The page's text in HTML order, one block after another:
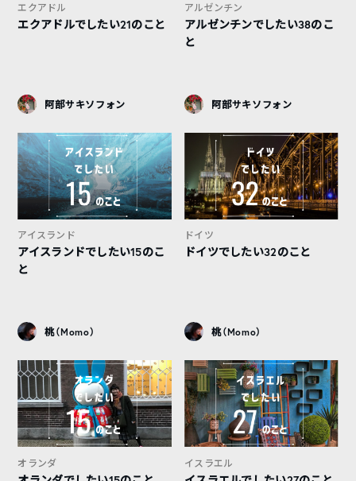
エクアドル
エクアドルでしたい21のこと
阿部サキソフォン
アルゼンチン
アルゼンチンでしたい38のこ
と
阿部サキソフォン
アイスランド
アイスランドでしたい15のこ
と
桃（Momo）
ドイツ
ドイツでしたい32のこと
桃（Momo）
オランダ イスラエル